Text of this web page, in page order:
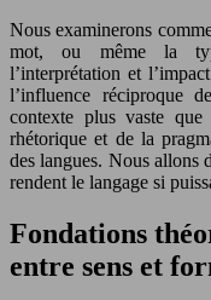
Nous examinerons
mot, ou même la
l’interprétation et
l’influence réciproque
contexte plus vaste
rhétorique et de la
des langues. Nous allons
rendent le langage si
Fondations
entre sens et